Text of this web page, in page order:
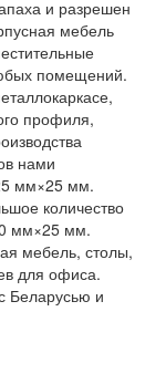
и разрешен
мебель
помещений.
профиля,
нами
мм×25 мм.
количество
мм×25 мм.
мебель, столы,
для офиса.
Беларусью и